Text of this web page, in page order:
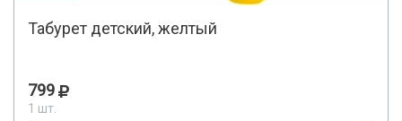
Табурет детский, желтый
799
1 шт.